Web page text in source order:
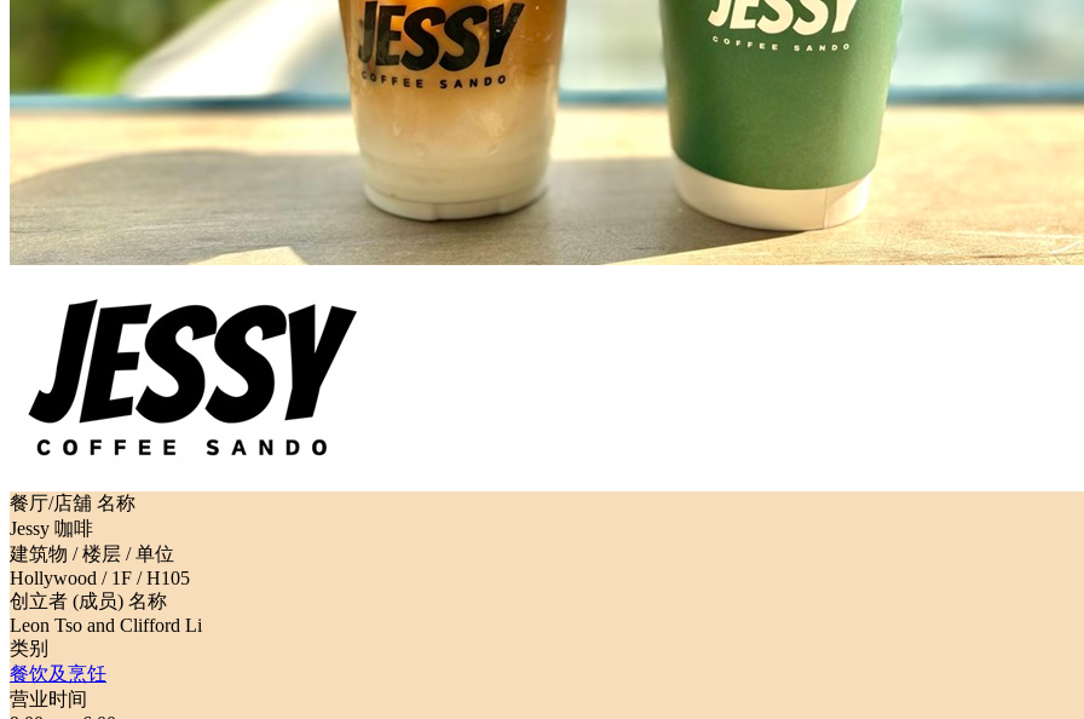
餐厅/店舖 名称
Jessy 咖啡
建筑物 / 楼层 / 单位
Hollywood / 1F / H105
创立者 (成员) 名称
Leon Tso and Clifford Li
类别
餐饮及烹饪
营业时间